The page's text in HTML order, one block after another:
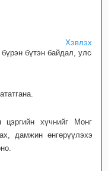
Хэвлэх
бүтэн байдал, улсын
цэргийн хүчнийг Монгол
дамжин өнгөрүүлэхээр